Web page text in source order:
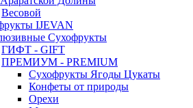
Весовой
IJEVAN
Сухофрукты
ГИФТ - GIFT
ПРЕМИУМ - PREMIUM
Сухофрукты Ягоды Цукаты
Конфеты от природы
Орехи